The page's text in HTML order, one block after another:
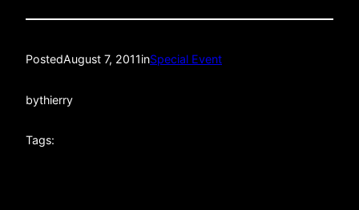
PostedAugust 7, 2011inSpecial Event
bythierry
Tags: